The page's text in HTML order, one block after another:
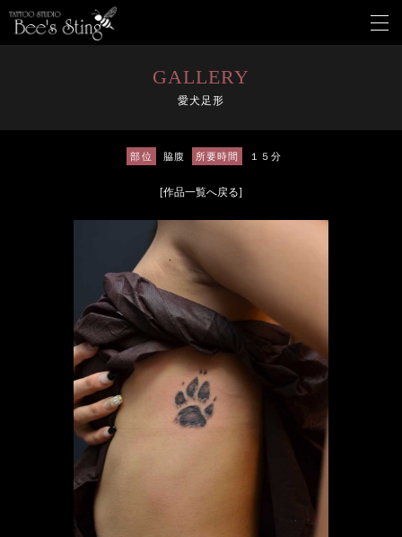
メ
ニ
GALLERY
愛犬足形
部位 脇腹 所要時間 １５分